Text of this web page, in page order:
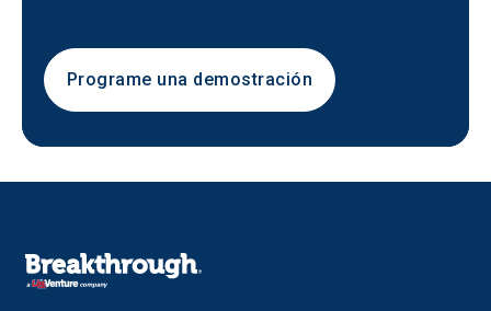
Programe una demostración